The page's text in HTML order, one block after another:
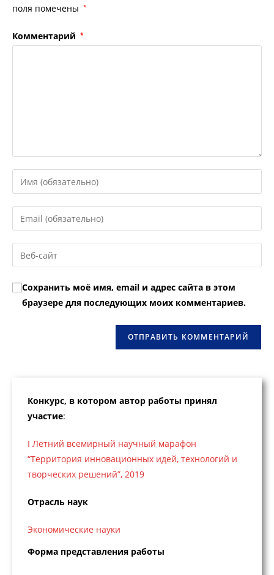
поля помечены *
Комментарий *
Введите
свое
имя
или
пользователя,
чтобы
прокомментировать
Введите
свой
email-
адрес,
прокомментировать
Введите
URL
вашего
веб-
сайта
Сохранить моё имя, email и адрес сайта в этом
браузере для последующих моих комментариев.
Конкурс, в котором автор работы принял
участие:
I Летний всемирный научный марафон
“Территория инновационных идей, технологий и
творческих решений”, 2019
Отрасль наук
Экономические науки
Форма представления работы